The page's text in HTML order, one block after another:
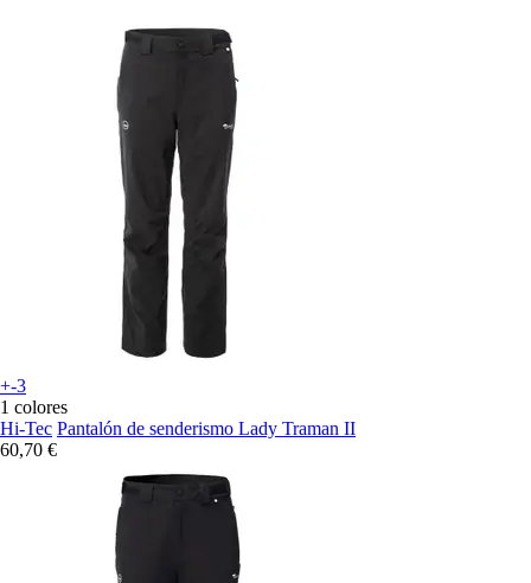
+-3
1 colores
Hi-Tec Pantalón de senderismo Lady Traman II
60,70 €